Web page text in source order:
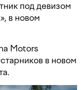
под девизом
в новом
Motors
в новом